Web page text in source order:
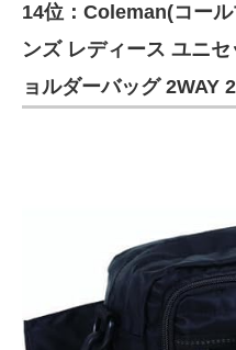
14位：Coleman(コー
ンズ レディース ユニ
ョルダーバッグ 2WAY